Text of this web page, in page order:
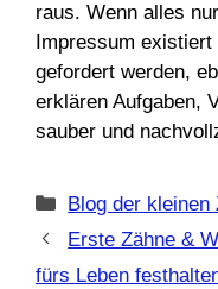
raus. Wenn alles
Impressum
gefordert werden,
erklären Aufgaben,
sauber und
Kategorien
Blog der kleinen
Erste Zähne &
fürs Leben